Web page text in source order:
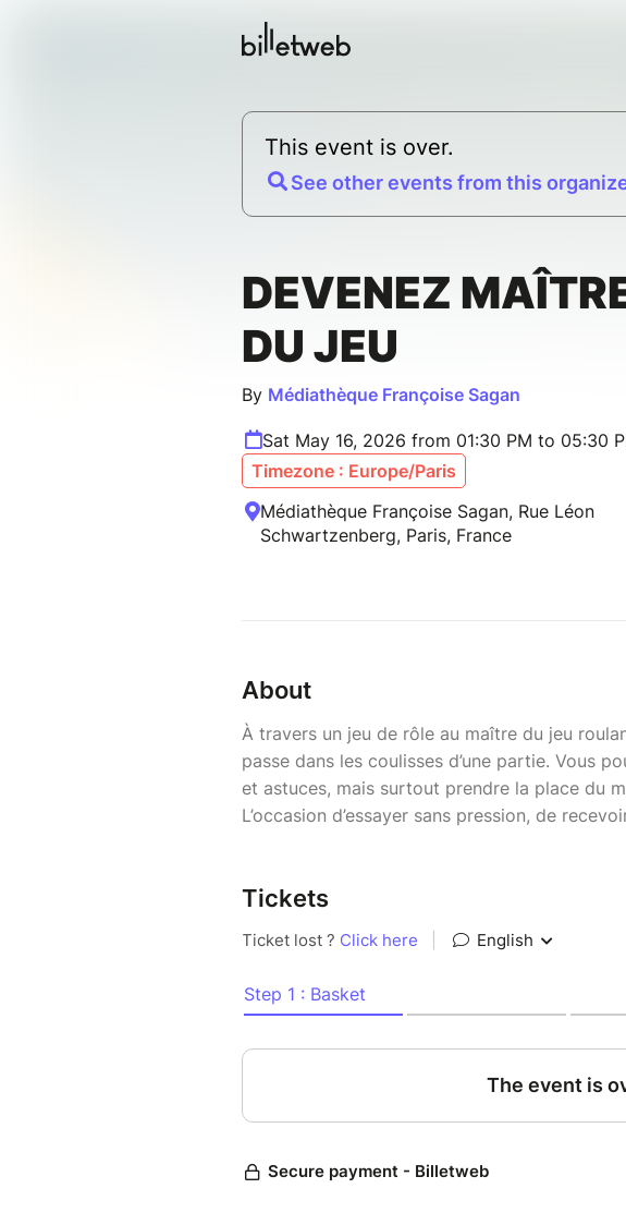
This event is over.
See other events from this
DEVENEZ
DU JEU
By Médiathèque Françoise Sagan
Sat May 16, 2026 from 01:30 PM to 05:30
Timezone : Europe/Paris
Médiathèque Françoise Sagan, Rue Léon
Schwartzenberg, Paris, France
About
À travers un jeu de rôle au maître du jeu
passe dans les coulisses d’une partie. Vous
et astuces, mais surtout prendre la place du
L’occasion d’essayer sans pression, de
Tickets